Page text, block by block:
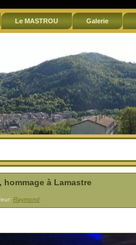
Le MASTROU Galerie
hommage à Lamastre
Raymond